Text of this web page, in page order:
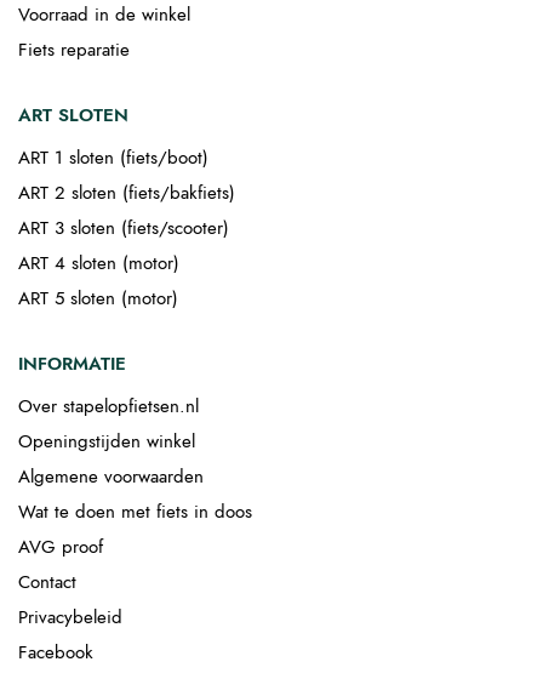
Voorraad in de winkel
Fiets reparatie
ART SLOTEN
ART 1 sloten (fiets/boot)
ART 2 sloten (fiets/bakfiets)
ART 3 sloten (fiets/scooter)
ART 4 sloten (motor)
ART 5 sloten (motor)
INFORMATIE
Over stapelopfietsen.nl
Openingstijden winkel
Algemene voorwaarden
Wat te doen met fiets in doos
AVG proof
Contact
Privacybeleid
Facebook